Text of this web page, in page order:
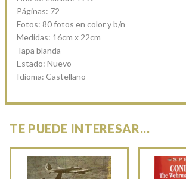
Páginas: 72
Fotos: 80 fotos en color y b/n
Medidas: 16cm x 22cm
Tapa blanda
Estado: Nuevo
Idioma: Castellano
TE PUEDE INTERESAR...